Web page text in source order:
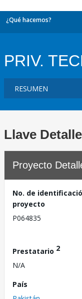
¿Qué hacemos?
PRIV.
Llave
Proyecto
No. de
proyecto
P064835
Prestatario 2
N/A
País